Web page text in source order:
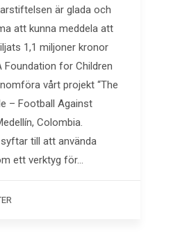
är glada och
att kunna meddela att
1,1 miljoner kronor
Foundation for Children
vårt projekt “The
– Football Against
Colombia.
till att använda
ett verktyg för…